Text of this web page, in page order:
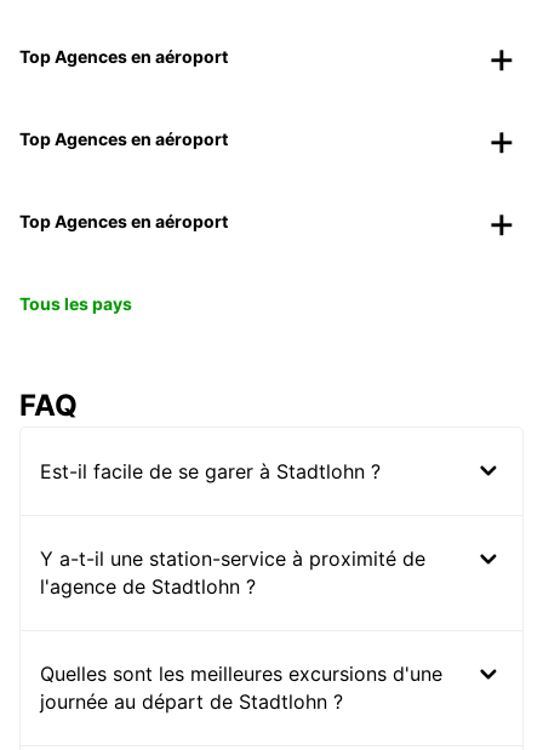
Top Agences en aéroport
Top Agences en aéroport
Top Agences en aéroport
Tous les pays
FAQ
Est-il facile de se garer à Stadtlohn ?
Y a-t-il une station-service à proximité de
l'agence de Stadtlohn ?
Quelles sont les meilleures excursions d'une
journée au départ de Stadtlohn ?